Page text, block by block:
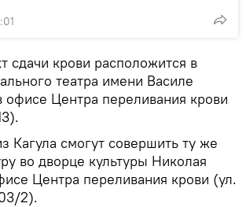
сдачи крови расположится в
театра имени Василе
офисе Центра переливания крови
Кагула смогут совершить ту же
во дворце культуры Николая
Центра переливания крови (ул.
2).